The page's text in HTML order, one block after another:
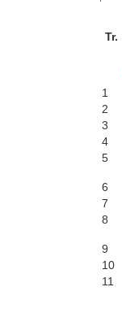
Tr.
1
2
3
4
5
6
7
8
9
10
11